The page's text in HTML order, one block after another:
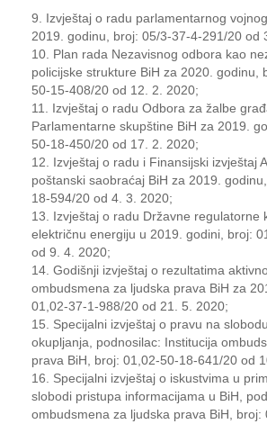
9. Izvještaj o radu parlamentarnog
2019. godinu, broj: 05/3-37-4-291/20 od
10. Plan rada Nezavisnog odbora kao
policijske strukture BiH za 2020. godinu,
50-15-408/20 od 12. 2. 2020;
11. Izvještaj o radu Odbora za žalbe
Parlamentarne skupštine BiH za 2019.
50-18-450/20 od 17. 2. 2020;
12. Izvještaj o radu i Finansijski izvještaj
poštanski saobraćaj BiH za 2019.
18-594/20 od 4. 3. 2020;
13. Izvještaj o radu Državne regulatorne
električnu energiju u 2019. godini, broj:
od 9. 4. 2020;
14. Godišnji izvještaj o rezultatima
ombudsmena za ljudska prava BiH za
01,02-37-1-988/20 od 21. 5. 2020;
15. Specijalni izvještaj o pravu na
okupljanja, podnosilac: Institucija
prava BiH, broj: 01,02-50-18-641/20 od
16. Specijalni izvještaj o iskustvima u
slobodi pristupa informacijama u BiH,
ombudsmena za ljudska prava BiH, broj: